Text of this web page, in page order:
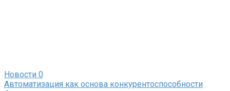
Новости 0
Автоматизация как основа конкурентоспособности